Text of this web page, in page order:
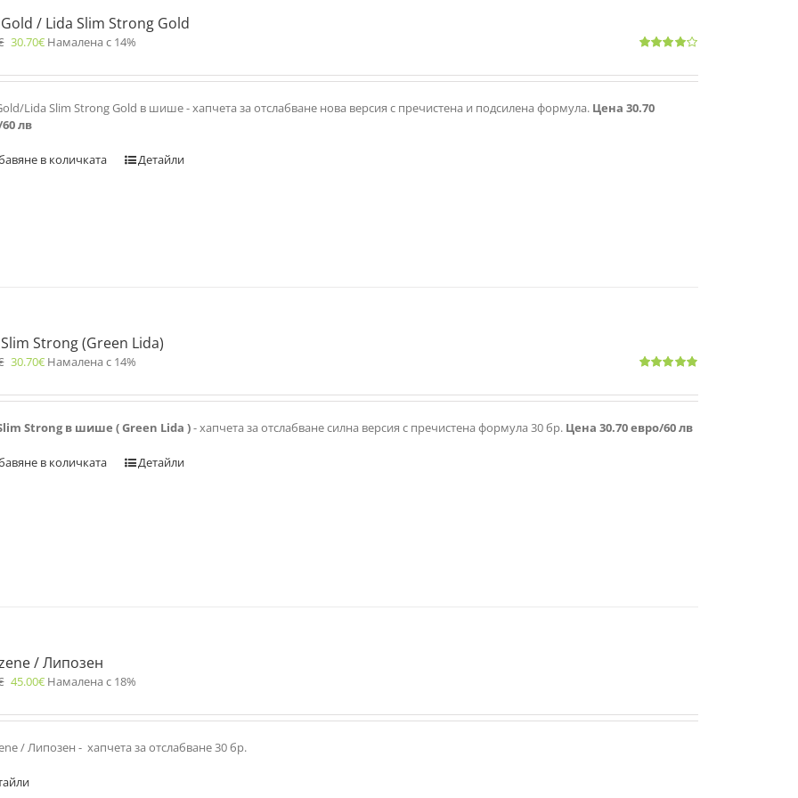
/ Lida Slim Strong Gold
30.70€ Намалена с 14%
Lida Slim Strong Gold в шише - хапчета за отслабване нова версия с пречистена и подсилена формула. Цена 30.70
лв
в количката Детайли
Strong (Green Lida)
30.70€ Намалена с 14%
Strong в шише ( Green Lida )- хапчета за отслабване силна версия с пречистена формула 30 бр. Цена 30.70 евро/60 лв
в количката Детайли
/ Липозен
45.00€ Намалена с 18%
/ Липозен - хапчета за отслабване 30 бр.